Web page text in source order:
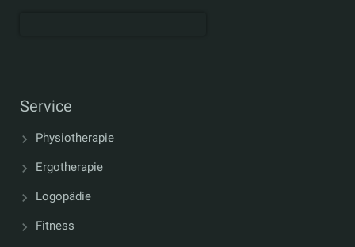
Service
Physiotherapie
Ergotherapie
Logopädie
Fitness